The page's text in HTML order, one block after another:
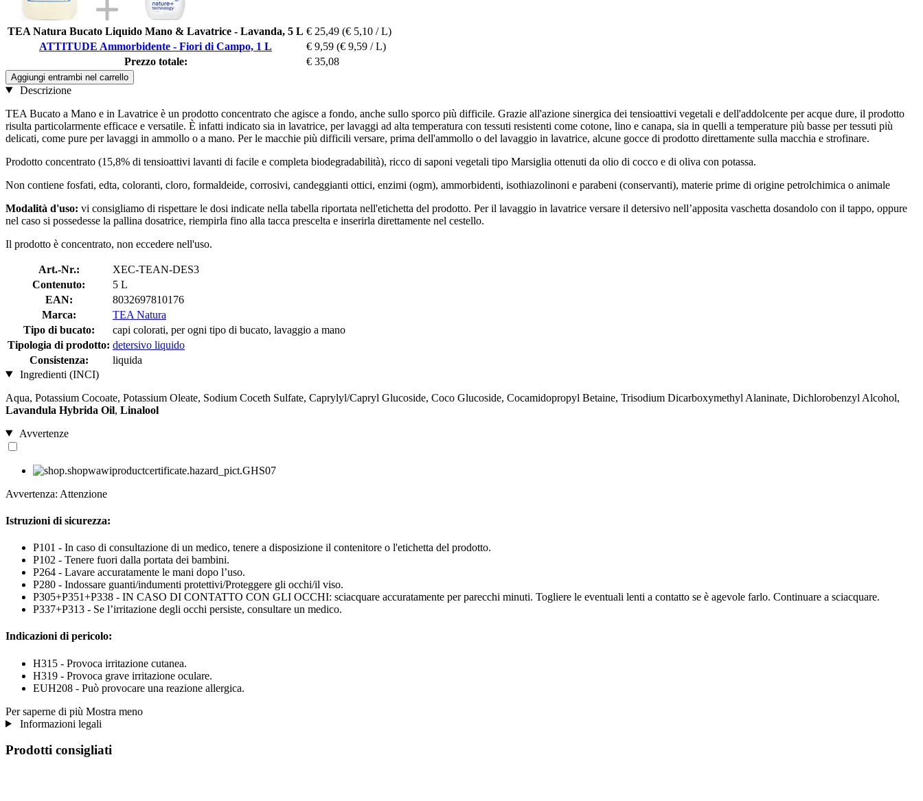
TEA Natura Bucato Liquido Mano & Lavatrice - Lavanda, 5 L € 25,49 (€ 5,10 / L)
ATTITUDE Ammorbidente - Fiori di Campo, 1 L
€ 9,59 (€ 9,59 / L)
Prezzo totale:
€ 35,08
Aggiungi entrambi nel carrello
Descrizione
TEA Bucato a Mano e in Lavatrice è un prodotto concentrato che agisce a fondo, anche sullo sporco più difficile. Grazie all'azione sinergica dei tensioattivi vegetali e dell'addolcente per acque dure, il prodotto
risulta particolarmente efficace e versatile. È infatti indicato sia in lavatrice, per lavaggi ad alta temperatura con tessuti resistenti come cotone, lino e canapa, sia in quelli a temperature più basse per tessuti più
delicati, come pure per lavaggi in ammollo o a mano. Per le macchie più difficili versare, prima dell'ammollo o del lavaggio in lavatrice, alcune gocce di prodotto direttamente sulla macchia e strofinare.
Prodotto concentrato (15,8% di tensioattivi lavanti di facile e completa biodegradabilità), ricco di saponi vegetali tipo Marsiglia ottenuti da olio di cocco e di oliva con potassa.
Non contiene fosfati, edta, coloranti, cloro, formaldeide, corrosivi, candeggianti ottici, enzimi (ogm), ammorbidenti, isothiazolinoni e parabeni (conservanti), materie prime di origine petrolchimica o animale
Modalità d'uso: vi consigliamo di rispettare le dosi indicate nella tabella riportata nell'etichetta del prodotto. Per il lavaggio in lavatrice versare il detersivo nell’apposita vaschetta dosandolo con il tappo, oppure
nel caso si possedesse la pallina dosatrice, riempirla fino alla tacca prescelta e inserirla direttamente nel cestello.
Il prodotto è concentrato, non eccedere nell'uso.
Art.-Nr.:
XEC-TEAN-DES3
Contenuto:
5 L
EAN:
8032697810176
Marca:
TEA Natura
Tipo di bucato:
capi colorati, per ogni tipo di bucato, lavaggio a mano
Tipologia di prodotto: detersivo liquido
Consistenza:
liquida
Ingredienti (INCI)
Aqua, Potassium Cocoate, Potassium Oleate, Sodium Coceth Sulfate, Caprylyl/Capryl Glucoside, Coco Glucoside, Cocamidopropyl Betaine, Trisodium Dicarboxymethyl Alaninate, Dichlorobenzyl Alcohol,
Lavandula Hybrida Oil, Linalool
Avvertenze
Avvertenza: Attenzione
Istruzioni di sicurezza:
P101 - In caso di consultazione di un medico, tenere a disposizione il contenitore o l'etichetta del prodotto.
P102 - Tenere fuori dalla portata dei bambini.
P264 - Lavare accuratamente le mani dopo l’uso.
P280 - Indossare guanti/indumenti protettivi/Proteggere gli occhi/il viso.
P305+P351+P338 - IN CASO DI CONTATTO CON GLI OCCHI: sciacquare accuratamente per parecchi minuti. Togliere le eventuali lenti a contatto se è agevole farlo. Continuare a sciacquare.
P337+P313 - Se l’irritazione degli occhi persiste, consultare un medico.
Indicazioni di pericolo:
H315 - Provoca irritazione cutanea.
H319 - Provoca grave irritazione oculare.
EUH208 - Può provocare una reazione allergica.
Per saperne di più Mostra meno
Informazioni legali
Prodotti consigliati